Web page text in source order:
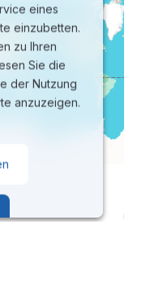
eines
einzubetten.
zu Ihren
Sie die
der Nutzung
anzuzeigen.